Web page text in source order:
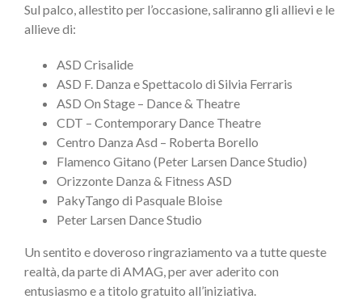
Sul palco, allestito per l’occasione, saliranno gli allievi e le
allieve di:
ASD Crisalide
ASD F. Danza e Spettacolo di Silvia Ferraris
ASD On Stage – Dance & Theatre
CDT – Contemporary Dance Theatre
Centro Danza Asd – Roberta Borello
Flamenco Gitano (Peter Larsen Dance Studio)
Orizzonte Danza & Fitness ASD
PakyTango di Pasquale Bloise
Peter Larsen Dance Studio
Un sentito e doveroso ringraziamento va a tutte queste
realtà, da parte di AMAG, per aver aderito con
entusiasmo e a titolo gratuito all’iniziativa.